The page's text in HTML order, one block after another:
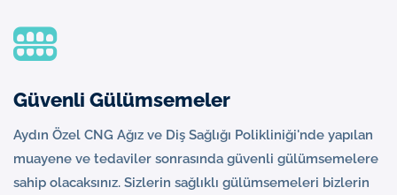
Güvenli Gülümsemeler
Aydın Özel CNG Ağız ve Diş Sağlığı Polikliniği'nde yapılan
muayene ve tedaviler sonrasında güvenli gülümsemelere
sahip olacaksınız. Sizlerin sağlıklı gülümsemeleri bizlerin